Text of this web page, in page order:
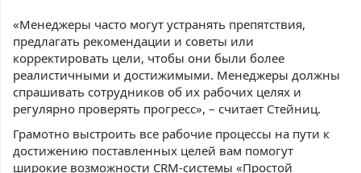
«Менеджеры часто могут устранять препятствия,
предлагать рекомендации и советы или
корректировать цели, чтобы они были более
реалистичными и достижимыми. Менеджеры должны
спрашивать сотрудников об их рабочих целях и
регулярно проверять прогресс», – считает Стейниц.
Грамотно выстроить все рабочие процессы на пути к
достижению поставленных целей вам помогут
широкие возможности CRM-системы «Простой